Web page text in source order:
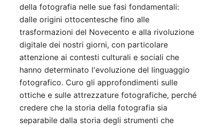
della fotografia nelle sue fasi fondamentali:
dalle origini ottocentesche fino alle
trasformazioni del Novecento e alla rivoluzione
digitale dei nostri giorni, con particolare
attenzione ai contesti culturali e sociali che
hanno determinato l'evoluzione del linguaggio
fotografico. Curo gli approfondimenti sulle
ottiche e sulle attrezzature fotografiche, perché
credere che la storia della fotografia sia
separabile dalla storia degli strumenti che